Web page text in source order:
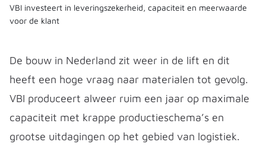
VBI investeert in leveringszekerheid, capaciteit en meerwaarde
voor de klant
De bouw in Nederland zit weer in de lift en dit
heeft een hoge vraag naar materialen tot gevolg.
VBI produceert alweer ruim een jaar op maximale
capaciteit met krappe productieschema’s en
grootse uitdagingen op het gebied van logistiek.